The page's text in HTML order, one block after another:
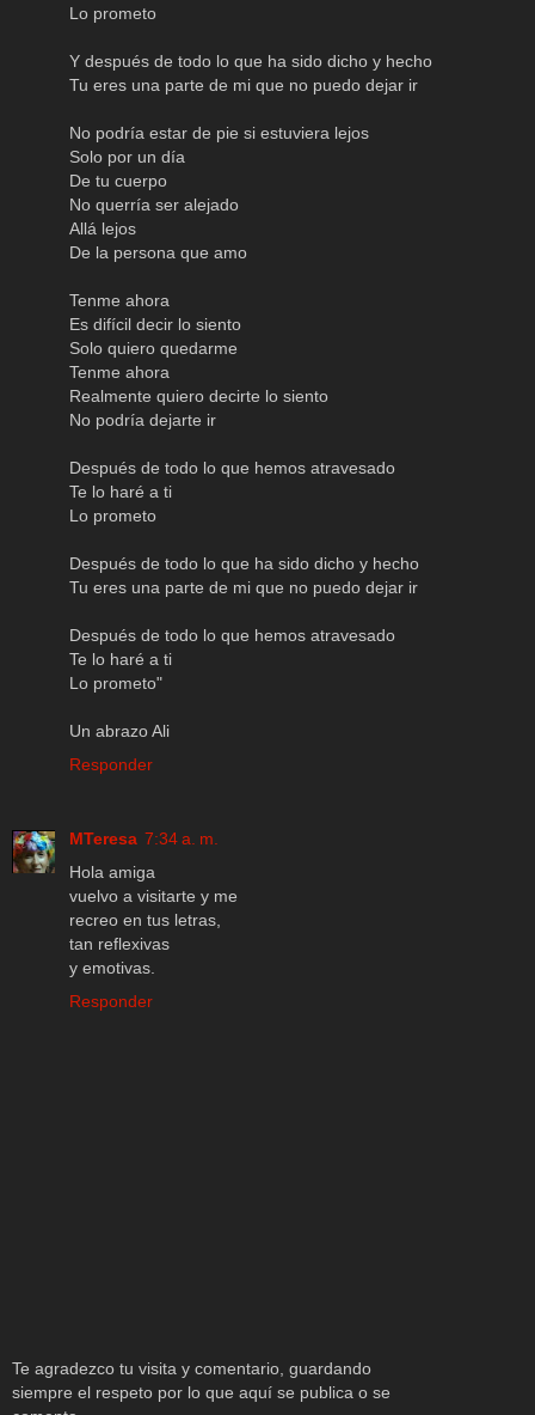
Lo prometo
Y después de todo lo que ha sido dicho y hecho
Tu eres una parte de mi que no puedo dejar ir
No podría estar de pie si estuviera lejos
Solo por un día
De tu cuerpo
No querría ser alejado
Allá lejos
De la persona que amo
Tenme ahora
Es difícil decir lo siento
Solo quiero quedarme
Tenme ahora
Realmente quiero decirte lo siento
No podría dejarte ir
Después de todo lo que hemos atravesado
Te lo haré a ti
Lo prometo
Después de todo lo que ha sido dicho y hecho
Tu eres una parte de mi que no puedo dejar ir
Después de todo lo que hemos atravesado
Te lo haré a ti
Lo prometo"
Un abrazo Ali
Responder
MTeresa 7:34 a. m.
Hola amiga
vuelvo a visitarte y me
recreo en tus letras,
tan reflexivas
y emotivas.
Responder
Te agradezco tu visita y comentario, guardando
siempre el respeto por lo que aquí se publica o se